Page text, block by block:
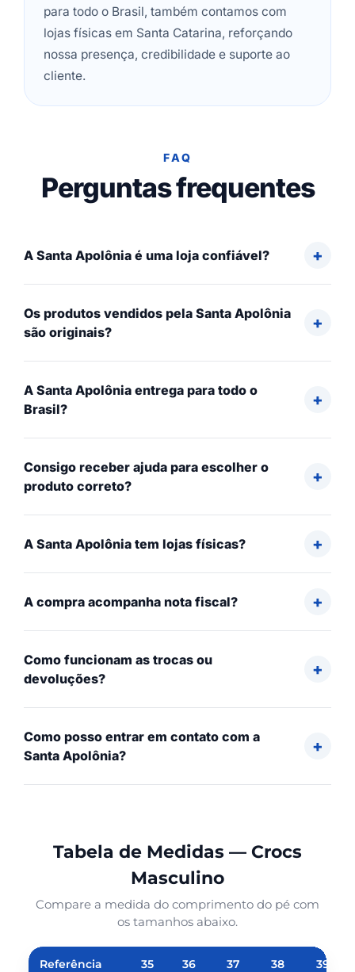
para todo o Brasil, também contamos com
lojas físicas em Santa Catarina, reforçando
nossa presença, credibilidade e suporte ao
cliente.
FAQ
Perguntas frequentes
A Santa Apolônia é uma loja confiável?
Os produtos vendidos pela Santa Apolônia
são originais?
A Santa Apolônia entrega para todo o
Brasil?
Consigo receber ajuda para escolher o
produto correto?
A Santa Apolônia tem lojas físicas?
A compra acompanha nota fiscal?
Como funcionam as trocas ou
devoluções?
Como posso entrar em contato com a
Santa Apolônia?
Tabela de Medidas — Crocs
Masculino
Compare a medida do comprimento do pé com
os tamanhos abaixo.
Referência 35 36 37 38 39